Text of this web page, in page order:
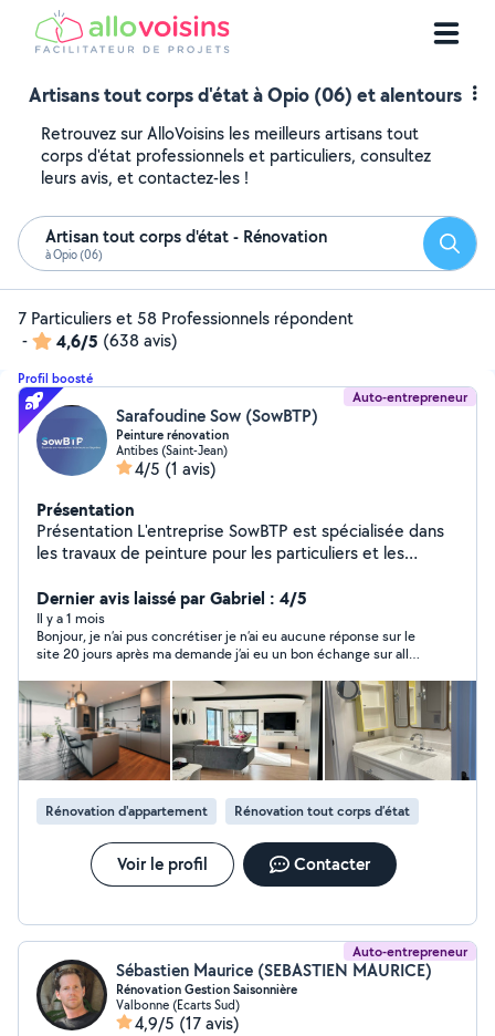
Artisans tout corps d'état à Opio (06) et alentours
Retrouvez sur AlloVoisins les meilleurs artisans tout
corps d'état professionnels et particuliers, consultez
leurs avis, et contactez-les !
Artisan tout corps d'état - Rénovation
à Opio (06)
7 Particuliers et 58 Professionnels répondent
-
4,6/5 (638 avis)
Profil boosté
Auto-entrepreneur
Sarafoudine Sow (SowBTP)
Peinture rénovation
Antibes (Saint-Jean)
4/5 (1 avis)
Présentation
Présentation L'entreprise SowBTP est spécialisée dans
les travaux de peinture pour les particuliers et les
pour donner vie à vos projets de rénovation ou de
décoration. Avec une équipe de professionnels
expérimentés et passionnés par leur métier. SowBTP
met son savoir-faire au service de la mise en couleur de
vos intérieurs et extérieurs. Que ce soit pour des
travaux de peinture traditionnelle, de revêtements
muraux ou de peintures décoratives, l'entreprise saura
répondre à toutes vos attentes résultat sur-mesure.
Nous accompagnons les particuliers, professionnels,
agences immobilières, syndics et gestionnaires de biens
dans leurs projets de rénovation avec des prestations
de qualité, des délais respectés et des tarifs
compétitifs. Devis gratuit et rapide sous 24h Prix
raisonnable et adapté à votre budget Respect des
vos envies.
Dernier avis laissé par Gabriel : 4/5
Il y a 1 mois
Bonjour, je n’ai pus concrétiser je n’ai eu aucune réponse sur le
site 20 jours après ma demande j’ai eu un bon échange sur allo
Rénovation d'appartement Rénovation tout corps d’état
Voir le profil Contacter
Auto-entrepreneur
Sébastien Maurice (SEBASTIEN MAURICE)
Rénovation Gestion Saisonnière
Valbonne (Ecarts Sud)
4,9/5 (17 avis)